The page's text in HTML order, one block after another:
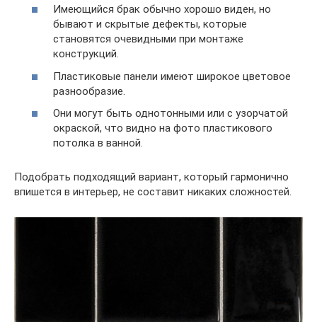
Имеющийся брак обычно хорошо виден, но
бывают и скрытые дефекты, которые
становятся очевидными при монтаже
конструкций.
Пластиковые панели имеют широкое цветовое
разнообразие.
Они могут быть однотонными или с узорчатой
окраской, что видно на фото пластикового
потолка в ванной.
Подобрать подходящий вариант, который гармонично
впишется в интерьер, не составит никаких сложностей.